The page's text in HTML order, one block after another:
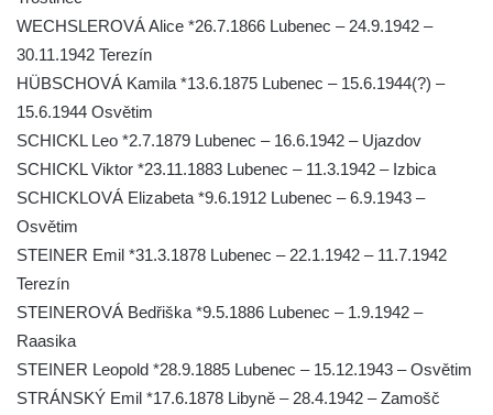
Hrob Pavla Patušnika na hřbitově Šumburk
nad Desnou v Tanvaldu
Hrob sovětských dětí na hřbitově Šumburk
nad Desnou v Tanvaldu
Pomník prvního a druhého odboje v
Tanvaldu
Starých Křečanech
Hrob rodiny Klingerových na hřbitově ve
Starých Křečanech
Pomník obětem 1. světové války v
WECHSLEROVÁ Alice *26.7.1866 Lubenec – 24.9.1942 –
30.11.1942 Terezín
HÜBSCHOVÁ Kamila *13.6.1875 Lubenec – 15.6.1944(?) –
15.6.1944 Osvětim
SCHICKL Leo *2.7.1879 Lubenec – 16.6.1942 – Ujazdov
SCHICKL Viktor *23.11.1883 Lubenec – 11.3.1942 – Izbica
SCHICKLOVÁ Elizabeta *9.6.1912 Lubenec – 6.9.1943 –
Osvětim
STEINER Emil *31.3.1878 Lubenec – 22.1.1942 – 11.7.1942
Terezín
STEINEROVÁ Bedřiška *9.5.1886 Lubenec – 1.9.1942 –
Raasika
STEINER Leopold *28.9.1885 Lubenec – 15.12.1943 – Osvětim
STRÁNSKÝ Emil *17.6.1878 Libyně – 28.4.1942 – Zamošč